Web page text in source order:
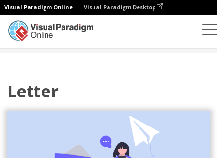
Visual Paradigm Online Visual Paradigm Desktop
Letter